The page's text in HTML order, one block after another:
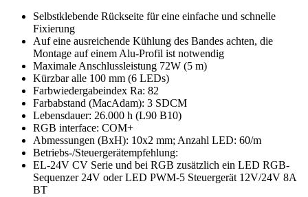
Selbstklebende Rückseite für eine einfache und schnelle
Fixierung
Auf eine ausreichende Kühlung des Bandes achten, die
Montage auf einem Alu-Profil ist notwendig
Maximale Anschlussleistung 72W (5 m)
Kürzbar alle 100 mm (6 LEDs)
Farbwiedergabeindex Ra: 82
Farbabstand (MacAdam): 3 SDCM
Lebensdauer: 26.000 h (L90 B10)
RGB interface: COM+
Abmessungen (BxH): 10x2 mm; Anzahl LED: 60/m
Betriebs-/Steuergerätempfehlung:
EL-24V CV Serie und bei RGB zusätzlich ein LED RGB-
Sequenzer 24V oder LED PWM-5 Steuergerät 12V/24V 8A
BT